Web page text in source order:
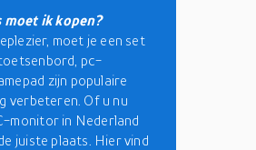
moet ik kopen?
moet je een set
pc-
zijn populaire
verbeteren. Of u nu
monitor in Nederland
juiste plaats. Hier vind